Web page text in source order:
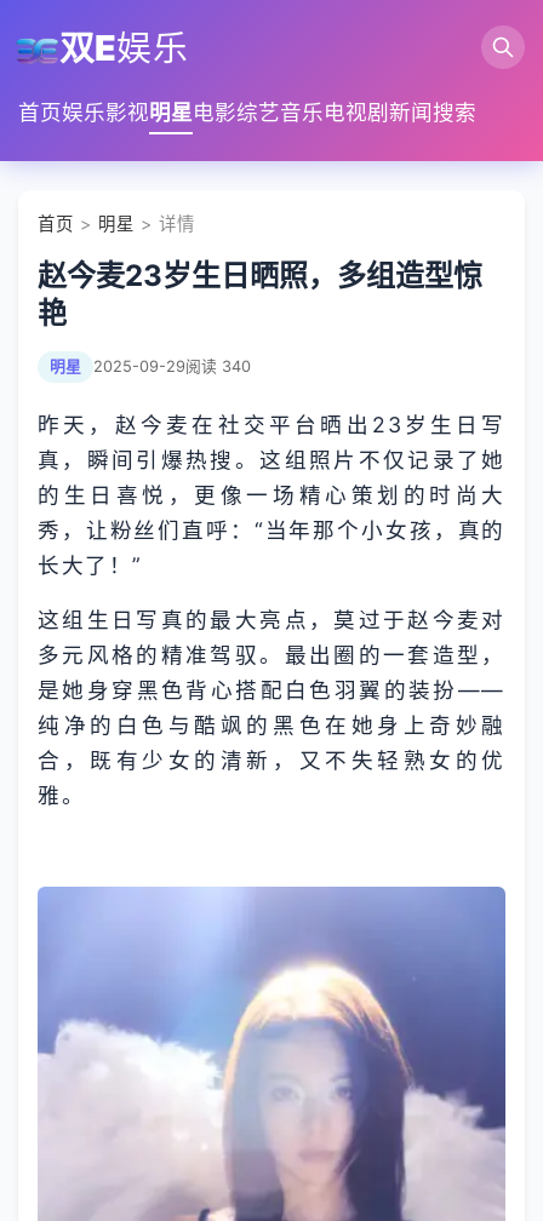
双E娱乐
首页娱乐影视明星电影综艺音乐电视剧 新闻搜索
首页 > 明星 > 详情
赵今麦23岁生日晒照，多组造型惊
艳
明星 2025-09-29阅读 340
昨天，赵今麦在社交平台晒出23岁生日写
真，瞬间引爆热搜。这组照片不仅记录了她
的生日喜悦，更像一场精心策划的时尚大
秀，让粉丝们直呼：“当年那个小女孩，真的
长大了！”
这组生日写真的最大亮点，莫过于赵今麦对
多元风格的精准驾驭。最出圈的一套造型，
是她身穿黑色背心搭配白色羽翼的装扮——
纯净的白色与酷飒的黑色在她身上奇妙融
合，既有少女的清新，又不失轻熟女的优
雅。